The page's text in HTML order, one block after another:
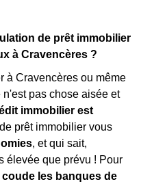
de prêt immobilier
à Cravencères ?
à Cravencères ou même
pas chose aisée et
immobilier est
prêt immobilier vous
, et qui sait,
élevée que prévu ! Pour
les banques de